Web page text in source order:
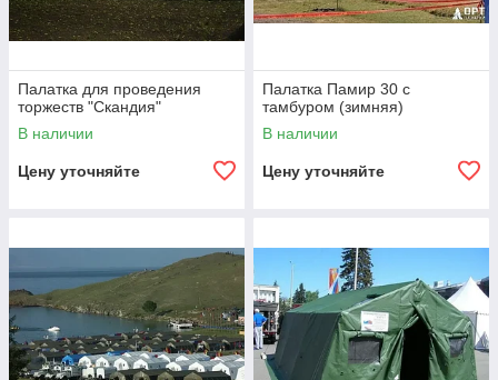
Палатка для проведения
торжеств "Скандия"
В наличии
Цену уточняйте
Палатка Памир 30 с
тамбуром (зимняя)
В наличии
Цену уточняйте